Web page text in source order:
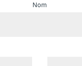
Nom